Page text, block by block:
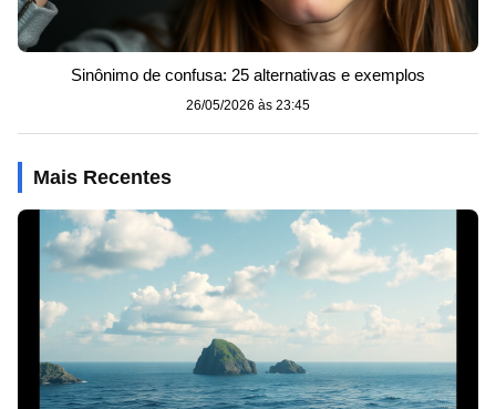
Sinônimo de confusa: 25 alternativas e exemplos
26/05/2026 às 23:45
Mais Recentes